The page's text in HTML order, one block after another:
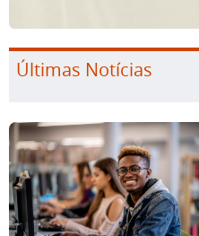
Últimas Notícias